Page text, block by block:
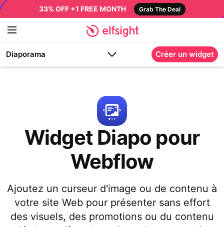
33% OFF +1 FREE MONTH Grab The Deal
Diaporama Créer un widget
Widget Diapo pour
Webflow
Ajoutez un curseur d'image ou de contenu à
votre site Web pour présenter sans effort
des visuels, des promotions ou du contenu